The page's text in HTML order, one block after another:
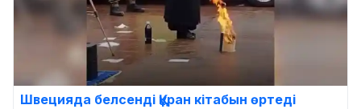
Швецияда белсенді Құран кітабын өртеді